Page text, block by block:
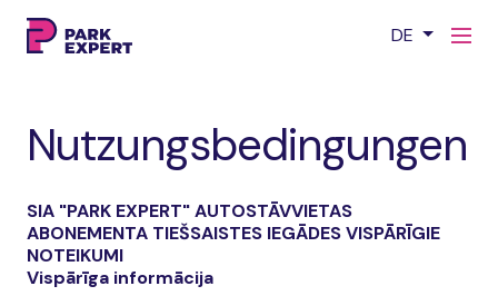
DE
Nutzungsbedingungen
SIA "PARK EXPERT" AUTOSTĀVVIETAS
ABONEMENTA TIEŠSAISTES IEGĀDES VISPĀRĪGIE
NOTEIKUMI
Vispārīga informācija